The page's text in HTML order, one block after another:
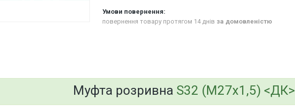
повернення товару протягом 14 днів за домовленістю
Муфта розривна S32 (М27х1,5) <ДК>